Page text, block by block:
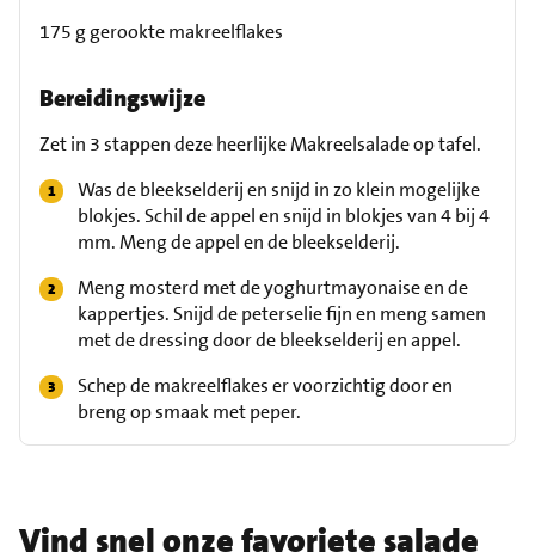
175 g gerookte makreelflakes
Bereidingswijze
Zet in 3 stappen deze heerlijke Makreelsalade op tafel.
Was de bleekselderij en snijd in zo klein mogelijke
blokjes. Schil de appel en snijd in blokjes van 4 bij 4
mm. Meng de appel en de bleekselderij.
Meng mosterd met de yoghurtmayonaise en de
kappertjes. Snijd de peterselie fijn en meng samen
met de dressing door de bleekselderij en appel.
Schep de makreelflakes er voorzichtig door en
breng op smaak met peper.
Vind snel onze favoriete salade